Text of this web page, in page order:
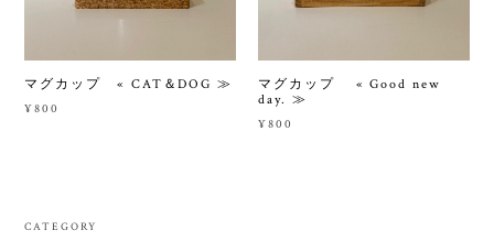
マグカップ « CAT＆DOG ≫
¥800
マグカップ « Good new
day. ≫
¥800
CATEGORY